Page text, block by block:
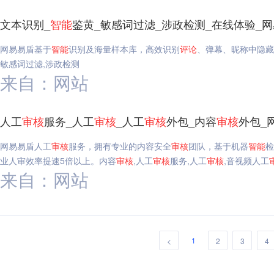
文本识别_ 智能鉴黄_敏感词过滤_涉政检测_在线体验_
网易易盾基于智能识别及海量样本库，高效识别评论、弹幕、昵称中隐
敏感词过滤,涉政检测
来自：网站
人工审核服务_人工审核 _人工审核外包_内容审核外包_
网易易盾人工审核服务，拥有专业的内容安全审核团队，基于机器智能
业人审效率提速5倍以上。内容审核,人工审核服务,人工审核,音视频人工
来自：网站
< 1 2 3 4